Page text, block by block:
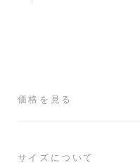
価格を見る
サイズについて